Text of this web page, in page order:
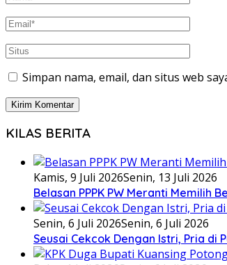
Simpan nama, email, dan situs web
KILAS BERITA
Kamis, 9 Juli 2026Senin, 13 Juli 2026
Belasan PPPK PW Meranti Memilih
Senin, 6 Juli 2026Senin, 6 Juli 2026
Seusai Cekcok Dengan Istri, Pria di